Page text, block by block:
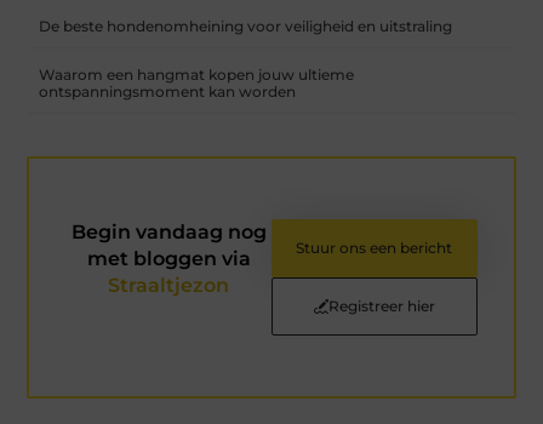
De beste hondenomheining voor veiligheid en uitstraling
Waarom een hangmat kopen jouw ultieme
ontspanningsmoment kan worden
Begin vandaag nog
met bloggen via
Straaltjezon
Stuur ons een bericht
Registreer hier